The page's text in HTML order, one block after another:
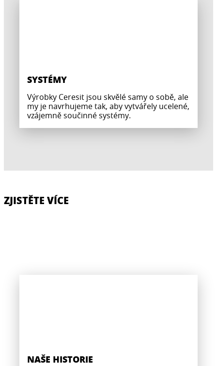
SYSTÉMY
Výrobky Ceresit jsou skvělé samy o sobě, ale
my je navrhujeme tak, aby vytvářely ucelené,
vzájemně součinné systémy.
ZJISTĚTE VÍCE
NAŠE HISTORIE